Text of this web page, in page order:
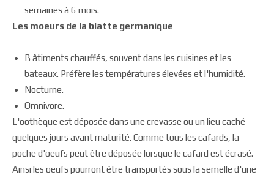
semaines à 6 mois.
Les moeurs de la blatte germanique
B âtiments chauffés, souvent dans les cuisines et les
bateaux. Préfère les températures élevées et l'humidité.
Nocturne.
Omnivore.
L'oothèque est déposée dans une crevasse ou un lieu caché
quelques jours avant maturité. Comme tous les cafards, la
poche d'oeufs peut être déposée lorsque le cafard est écrasé.
Ainsi les oeufs pourront être transportés sous la semelle d'une